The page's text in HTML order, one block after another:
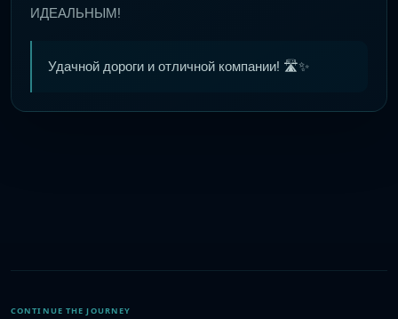
ИДЕАЛЬНЫМ!
Удачной дороги и отличной компании! 🛣️✨
CONTINUE THE JOURNEY